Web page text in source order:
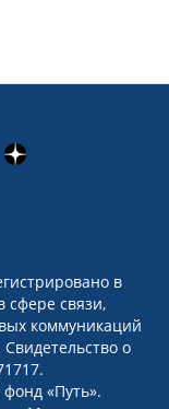
в
сфере связи,
коммуникаций
о
«Путь».